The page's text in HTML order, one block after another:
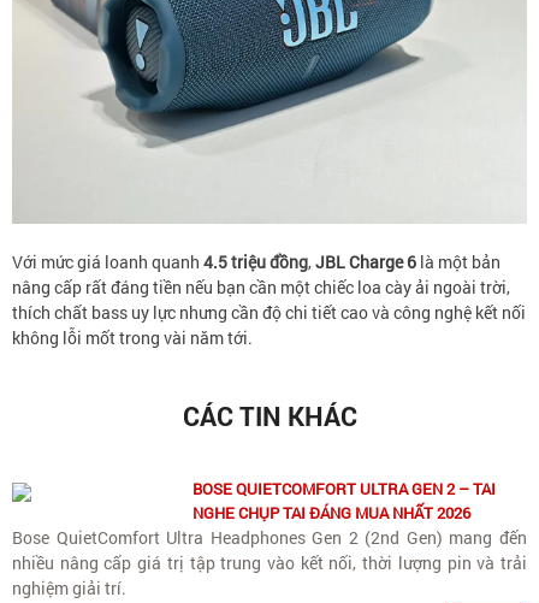
Với mức giá loanh quanh 4.5 triệu đồng,JBL Charge 6 là một bản
nâng cấp rất đáng tiền nếu bạn cần một chiếc loa cày ải ngoài trời,
thích chất bass uy lực nhưng cần độ chi tiết cao và công nghệ kết nối
không lỗi mốt trong vài năm tới.
CÁC TIN KHÁC
BOSE QUIETCOMFORT ULTRA GEN 2 – TAI
NGHE CHỤP TAI ĐÁNG MUA NHẤT 2026
Bose QuietComfort Ultra Headphones Gen 2 (2nd Gen) mang đến
nhiều nâng cấp giá trị tập trung vào kết nối, thời lượng pin và trải
nghiệm giải trí.